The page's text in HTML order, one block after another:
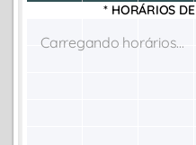
* HORÁRIOS DE
Carregando horários...